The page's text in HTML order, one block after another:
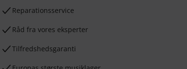
Reparationsservice
Råd fra vores eksperter
Tilfredshedsgaranti